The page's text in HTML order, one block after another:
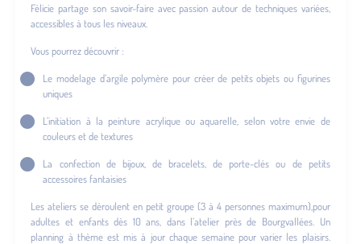
Félicie partage son savoir-faire avec passion autour de techniques variées,
accessibles à tous les niveaux.
Vous pourrez découvrir :
Le modelage d’argile polymère pour créer de petits objets ou figurines
uniques
L’initiation à la peinture acrylique ou aquarelle, selon votre envie de
couleurs et de textures
La confection de bijoux, de bracelets, de porte-clés ou de petits
accessoires fantaisies
Les ateliers se déroulent en petit groupe (3 à 4 personnes maximum),pour
adultes et enfants dès 10 ans, dans l’atelier près de Bourgvallées. Un
planning à thème est mis à jour chaque semaine pour varier les plaisirs.